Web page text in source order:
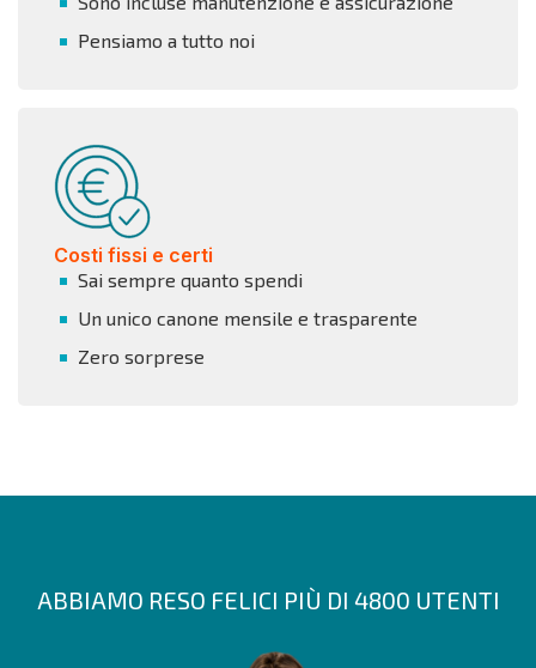
Pensiamo a tutto noi
Costi fissi e certi
Sai sempre quanto spendi
Un unico canone mensile e trasparente
Zero sorprese
ABBIAMO RESO FELICI PIÙ DI 4800 UTENTI